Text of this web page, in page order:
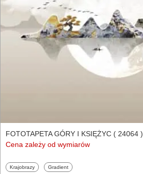
FOTOTAPETA GÓRY I KSIĘŻYC ( 24064 )
Cena zależy od wymiarów
Fototapety
Krajobrazy Fototapety
Gradient